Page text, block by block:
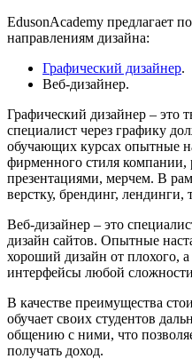
EdusonAcademy предлагает
направлениям дизайна:
Графический дизайнер.
Веб-дизайнер.
Графический дизайнер – это
специалист через графику
обучающих курсах опытные
фирменного стиля компании,
презентациями, мерчем. В
верстку, брендинг, лендинги,
Веб-дизайнер – это
дизайн сайтов. Опытные
хороший дизайн от плохого,
интерфейсы любой
В качестве преимущества
обучает своих студентов
общению с ними, что
получать доход.